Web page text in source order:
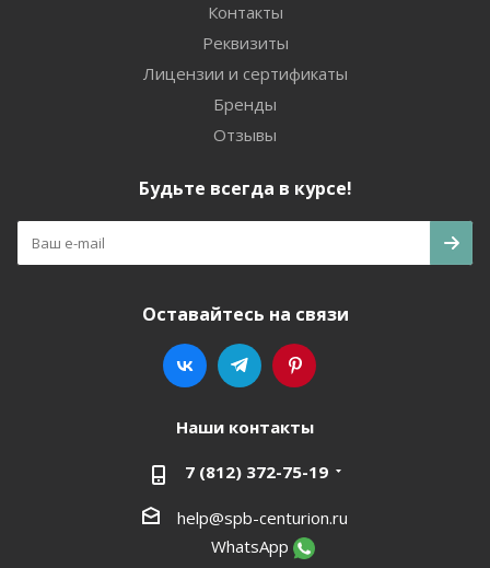
Контакты
Реквизиты
Лицензии и сертификаты
Бренды
Отзывы
Будьте всегда в курсе!
Оставайтесь на связи
Наши контакты
7 (812) 372-75-19
help@spb-centurion.ru
WhatsApp